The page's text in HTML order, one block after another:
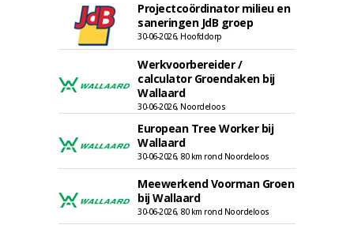
Projectcoördinator milieu en
saneringen JdB groep
30-06-2026, Hoofddorp
Werkvoorbereider /
calculator Groendaken bij
Wallaard
30-06-2026, Noordeloos
European Tree Worker bij
Wallaard
30-06-2026, 80 km rond Noordeloos
Meewerkend Voorman Groen
bij Wallaard
30-06-2026, 80 km rond Noordeloos